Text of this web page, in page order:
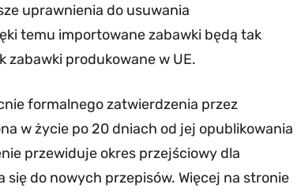
uprawnienia do usuwania
temu importowane zabawki będą tak
zabawki produkowane w UE.
formalnego zatwierdzenia przez
w życie po 20 dniach od jej opublikowania
przewiduje okres przejściowy dla
się do nowych przepisów. Więcej na stronie